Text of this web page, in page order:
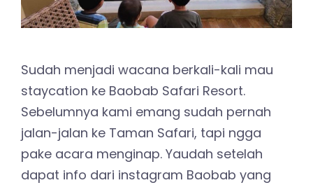
Sudah menjadi wacana berkali-kali mau
staycation ke Baobab Safari Resort.
Sebelumnya kami emang sudah pernah
jalan-jalan ke Taman Safari, tapi ngga
pake acara menginap. Yaudah setelah
dapat info dari instagram Baobab yang